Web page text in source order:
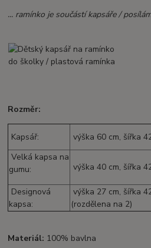
... ramínko je součástí kapsáře /
Rozměr:
Kapsář:
výška 60 cm, šířka
Velká kapsa na
gumu:
výška 40 cm, šířka
Designová
kapsa:
výška 27 cm, šířka
(rozdělena na 2)
Materiál: 100% bavlna